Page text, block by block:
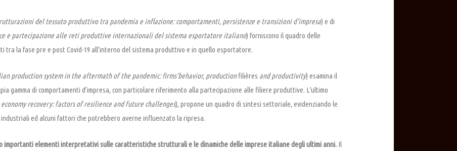
del tessuto produttivo tra pandemia e inflazione: comportamenti, persistenze e transizioni d’impresa) e di
e partecipazione alle reti produttive internazionali del sistema esportatore italiano) forniscono il quadro delle
tra la fase pre e post Covid-19 all’interno del sistema produttivo e in quello esportatore.
production system in the aftermath of the pandemic: firms’behavior, productionfilières and productivity) esamina il
gamma di comportamenti d’impresa, con particolare riferimento alla partecipazione alle filiere produttive. L’ultimo
recovery: factors of resilience and future challenges), propone un quadro di sintesi settoriale, evidenziando le
ed alcuni fattori che potrebbero averne influenzato la ripresa.
importanti elementi interpretativi sulle caratteristiche strutturali e le dinamiche delle imprese italiane degli ultimi anni.Il